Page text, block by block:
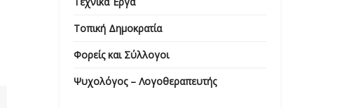
Τοπική Δημοκρατία
Φορείς και Σύλλογοι
Ψυχολόγος – Λογοθεραπευτής